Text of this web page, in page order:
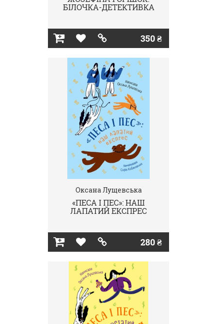
БІЛОЧКА-ДЕТЕКТИВКА
350 ₴
Оксана Лущевська
«ПЕСА І ПЕС»: НАШ
ЛАПАТИЙ ЕКСПРЕС
280 ₴